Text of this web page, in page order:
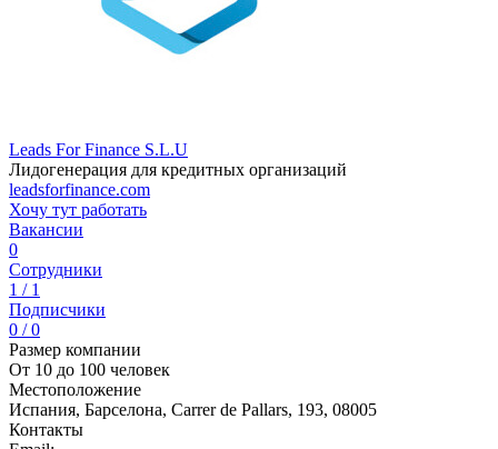
Leads For Finance S.L.U
Лидогенерация для кредитных организаций
leadsforfinance.com
Хочу тут работать
Вакансии
0
Сотрудники
1 / 1
Подписчики
0 / 0
Размер компании
От 10 до 100 человек
Местоположение
Испания, Барселона, Carrer de Pallars, 193, 08005
Контакты